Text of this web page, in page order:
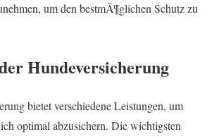
um den bestmÃ¶glichen Schutz zu
Hundeversicherung
bietet verschiedene Leistungen, um
optimal abzusichern. Die wichtigsten